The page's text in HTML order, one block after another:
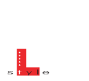
NAZWA
PRODUCENTA:
L-
STYLE